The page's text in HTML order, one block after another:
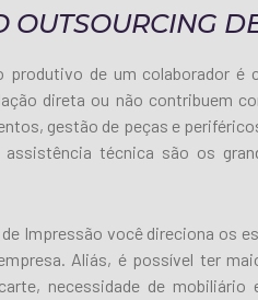
OUTSOURCING
de um colaborador é
direta ou não contribuem
gestão de peças e
assistência técnica são os
Impressão você direciona os
Aliás, é possível ter
necessidade de mobiliário